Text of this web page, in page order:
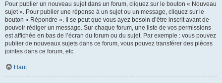
Pour publier un nouveau sujet dans un forum, cliquez sur le bouton « Nouveau
sujet ». Pour publier une réponse à un sujet ou un message, cliquez sur le
bouton « Répondre ». Il se peut que vous ayez besoin d’être inscrit avant de
pouvoir rédiger un message. Sur chaque forum, une liste de vos permissions
est affichée en bas de l’écran du forum ou du sujet. Par exemple : vous pouvez
publier de nouveaux sujets dans ce forum, vous pouvez transférer des pièces
jointes dans ce forum, etc.
Haut